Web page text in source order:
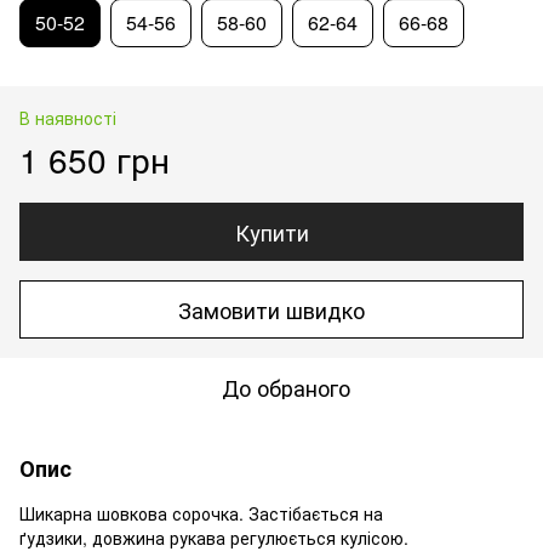
50-52 54-56 58-60 62-64 66-68
В наявності
1 650 грн
Купити
Замовити швидко
До обраного
Опис
Шикарна шовкова сорочка. Застібається на
ґудзики, довжина рукава регулюється кулісою.